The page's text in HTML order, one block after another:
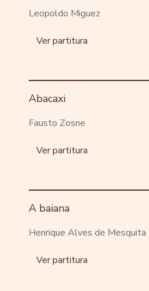
Leopoldo Miguez
Ver partitura
Abacaxi
Fausto Zosne
Ver partitura
A baiana
Henrique Alves de Mesquita
Ver partitura